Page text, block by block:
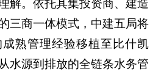
解。依托其集投资商、建造
三商一体模式，中建五局将
熟管理经验移植至比什凯
水源到排放的全链条水务管